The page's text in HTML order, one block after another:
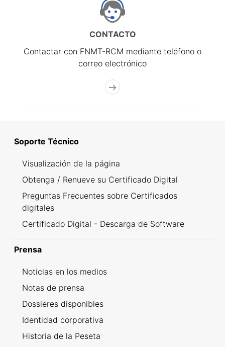
CONTACTO
Contactar con FNMT-RCM mediante teléfono o
correo electrónico
Soporte Técnico
Visualización de la página
Obtenga / Renueve su Certificado Digital
Preguntas Frecuentes sobre Certificados
digitales
Certificado Digital - Descarga de Software
Prensa
Noticias en los medios
Notas de prensa
Dossieres disponibles
Identidad corporativa
Historia de la Peseta